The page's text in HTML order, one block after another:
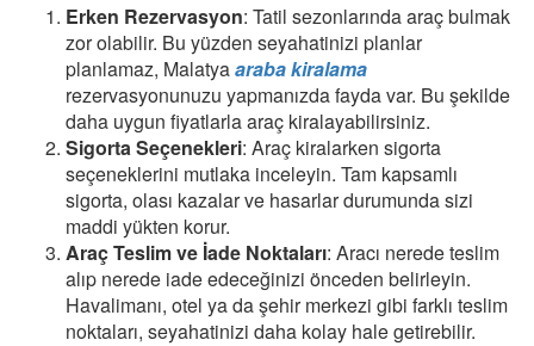
Erken Rezervasyon: Tatil sezonlarında araç bulmak
zor olabilir. Bu yüzden seyahatinizi planlar
planlamaz, Malatyaaraba kiralama
rezervasyonunuzu yapmanızda fayda var. Bu şekilde
daha uygun fiyatlarla araç kiralayabilirsiniz.
Sigorta Seçenekleri: Araç kiralarken sigorta
seçeneklerini mutlaka inceleyin. Tam kapsamlı
sigorta, olası kazalar ve hasarlar durumunda sizi
maddi yükten korur.
Araç Teslim ve İade Noktaları: Aracı nerede teslim
alıp nerede iade edeceğinizi önceden belirleyin.
Havalimanı, otel ya da şehir merkezi gibi farklı teslim
noktaları, seyahatinizi daha kolay hale getirebilir.